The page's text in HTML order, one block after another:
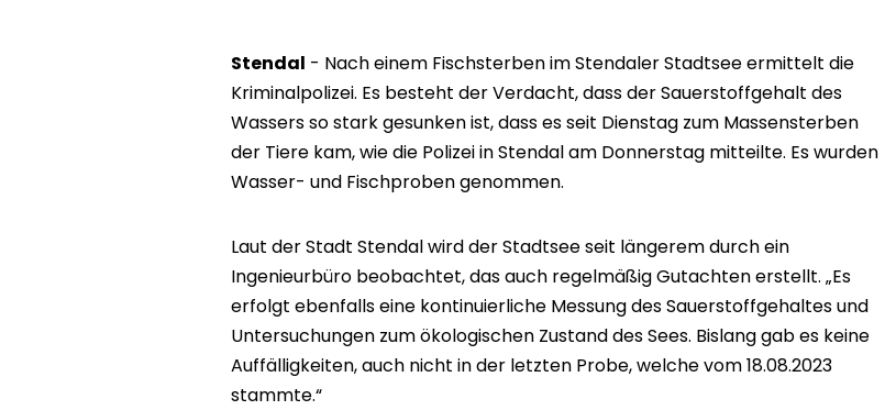
Stendal - Nach einem Fischsterben im Stendaler Stadtsee ermittelt die
Kriminalpolizei. Es besteht der Verdacht, dass der Sauerstoffgehalt des
Wassers so stark gesunken ist, dass es seit Dienstag zum Massensterben
der Tiere kam, wie die Polizei in Stendal am Donnerstag mitteilte. Es wurden
Wasser- und Fischproben genommen.
Laut der Stadt Stendal wird der Stadtsee seit längerem durch ein
Ingenieurbüro beobachtet, das auch regelmäßig Gutachten erstellt. „Es
erfolgt ebenfalls eine kontinuierliche Messung des Sauerstoffgehaltes und
Untersuchungen zum ökologischen Zustand des Sees. Bislang gab es keine
Auffälligkeiten, auch nicht in der letzten Probe, welche vom 18.08.2023
stammte.“